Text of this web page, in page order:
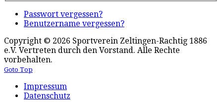
Passwort vergessen?
Benutzername vergessen?
Copyright © 2026 Sportverein Zeltingen-Rachtig 1886
e.V. Vertreten durch den Vorstand. Alle Rechte
vorbehalten.
Goto Top
Impressum
Datenschutz